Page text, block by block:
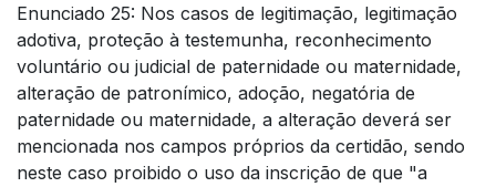
Enunciado 25: Nos casos de legitimação, legitimação
adotiva, proteção à testemunha, reconhecimento
voluntário ou judicial de paternidade ou maternidade,
alteração de patronímico, adoção, negatória de
paternidade ou maternidade, a alteração deverá ser
mencionada nos campos próprios da certidão, sendo
neste caso proibido o uso da inscrição de que "a